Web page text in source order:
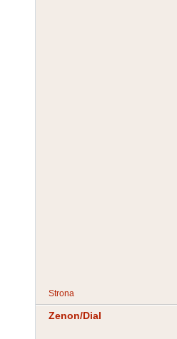
Strona
Zenon/Dial